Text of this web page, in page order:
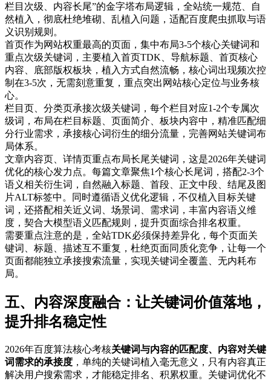
栏目次级、内容长尾”的金字塔布局逻辑，全站统一规范、自
然植入，彻底杜绝堆砌、乱植入问题，适配百度爬虫抓取与语
义识别规则。
首页作为网站权重最高的页面，集中布局3-5个核心关键词和
重点次级关键词，主要植入首页TDK、导航标题、首页核心
内容、底部版权板块，植入方式自然流畅，核心词出现频次控
制在3-5次，无需刻意重复，重点突出网站核心定位与业务核
心。
栏目页、分类页承接次级关键词，每个栏目对应1-2个专属次
级词，布局在栏目标题、页面简介、板块内容中，精准匹配细
分行业需求，承接核心词衍生的细分流量，完善网站关键词布
局体系。
文章内容页、详情页重点布局长尾关键词，这是2026年关键词
优化的核心发力点。每篇文章聚焦1个核心长尾词，搭配2-3个
语义相关衍生词，自然融入标题、首段、正文中段、结尾及图
片ALT标签中。同时遵循语义优化逻辑，不仅植入目标关键
词，还搭配相关近义词、场景词、需求词，丰富内容语义维
度，契合大模型语义匹配规则，提升页面综合排名权重。
需要重点注意的是，全站TDK必须保持差异化，每个页面关
键词、标题、描述互不重复，杜绝页面同质化竞争，让每一个
页面都能独立承接搜索流量，实现关键词全覆盖、无内耗布
局。
五、内容深度融合：让关键词价值落地，
提升排名稳定性
2026年百度算法核心考核关键词与内容的匹配度、内容对关键
词需求的承接度 ，单纯的关键词植入毫无意义，只有内容真正
解决用户搜索需求，才能稳定排名、积累权重。关键词优化不